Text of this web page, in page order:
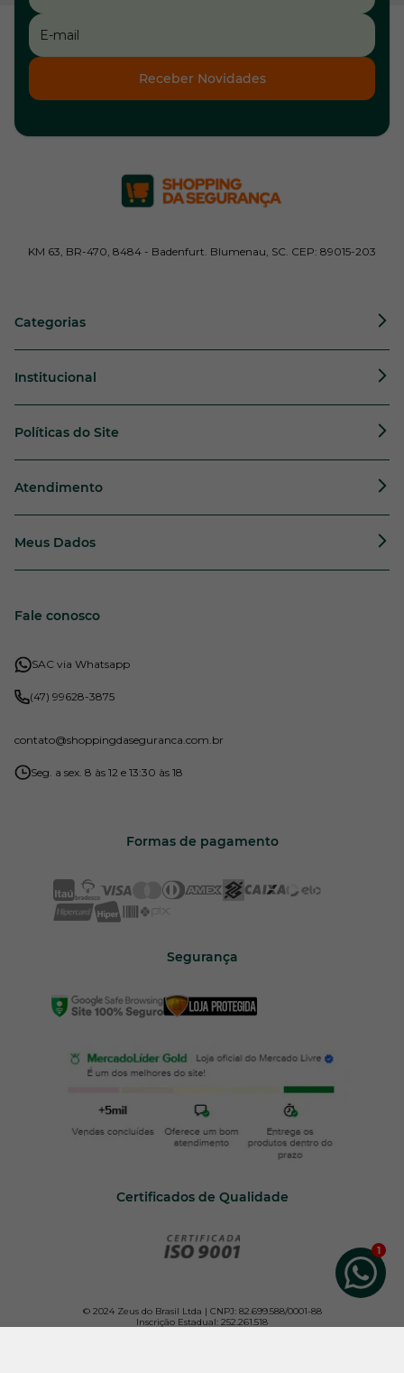
Receber Novidades
KM 63, BR-470, 8484 - Badenfurt. Blumenau, SC. CEP: 89015-203
Categorias
Institucional
Políticas do Site
Atendimento
Meus Dados
Fale conosco
SAC via Whatsapp
(47) 99628-3875
contato@shoppingdaseguranca.com.br
Seg. a sex. 8 às 12 e 13:30 às 18
Formas de pagamento
Segurança
Certificados de Qualidade
© 2024 Zeus do Brasil Ltda | CNPJ: 82.699.588/0001-88
Inscrição Estadual: 252.261.518